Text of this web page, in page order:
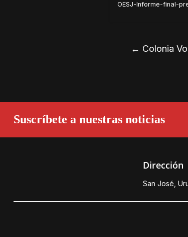
OESJ-Informe-final-
← Colonia
Suscríbete a nuestras noticias
Dirección
San José,